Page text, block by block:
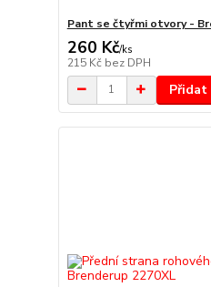
Pant se čtyřmi otvory -
260 Kč/ks
215 Kč bez DPH
Přidat